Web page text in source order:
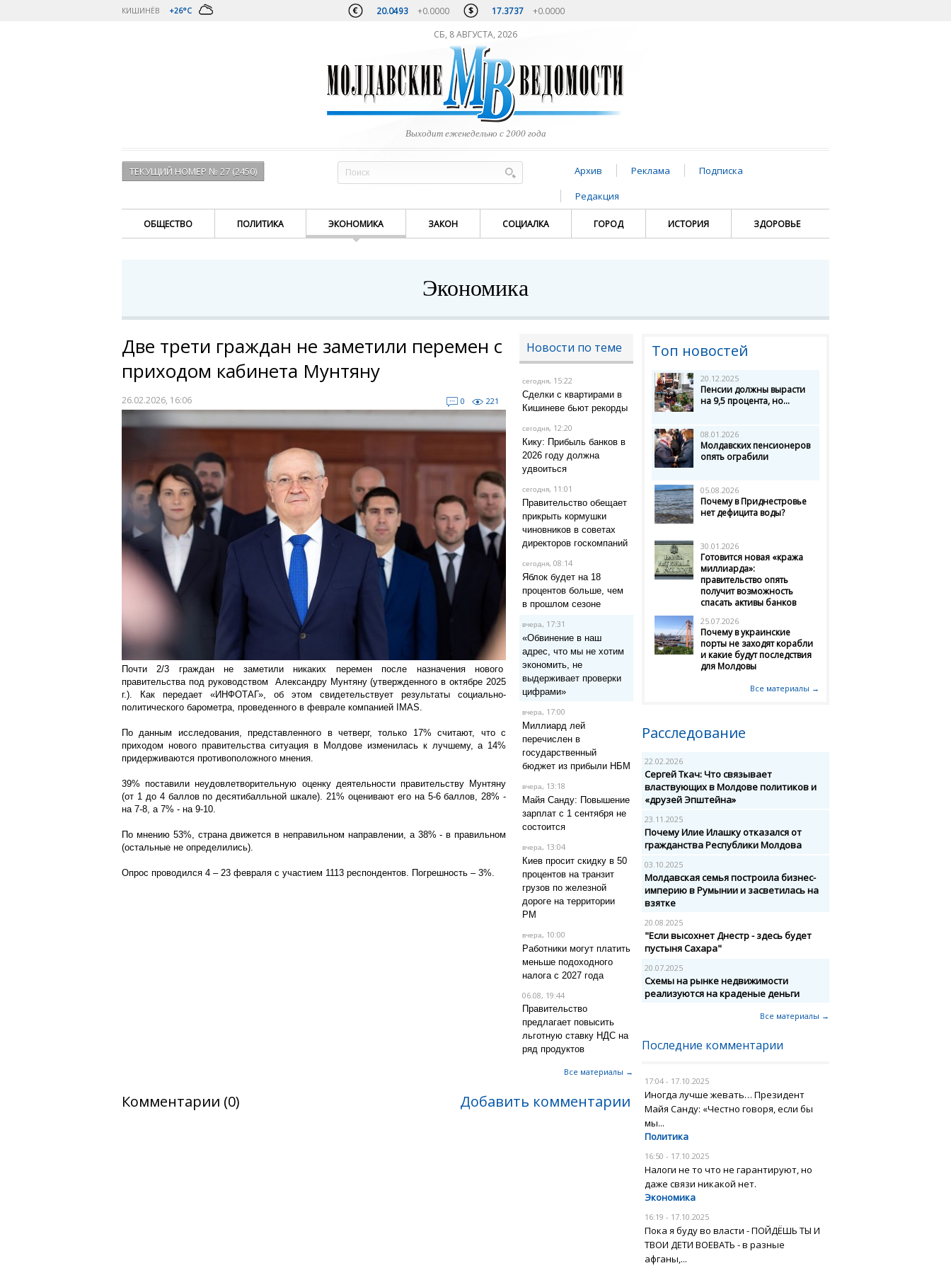
КИШИНЁВ +26°C 20.0493 +0.0000 17.3737 +0.0000
СБ, 8 АВГУСТА, 2026
Выходит еженедельно с 2000 года
ТЕКУЩИЙ НОМЕР № 27 (2450) Архив Реклама
Подписка
Редакция
ОБЩЕСТВО ПОЛИТИКА ЭКОНОМИКА ЗАКОН СОЦИАЛКА ГОРОД ИСТОРИЯ ЗДОРОВЬЕ
Экономика
Две трети граждан не заметили перемен с
приходом кабинета Мунтяну
26.02.2026, 16:06 0 221
Почти 2/3 граждан не заметили никаких перемен после назначения нового
правительства под руководством Александру Мунтяну (утвержденного в октябре 2025
г.). Как передает «ИНФОТАГ», об этом свидетельствует результаты социально-
политического барометра, проведенного в феврале компанией IMAS.
По данным исследования, представленного в четверг, только 17% считают, что с
приходом нового правительства ситуация в Молдове изменилась к лучшему, а 14%
придерживаются противоположного мнения.
39% поставили неудовлетворительную оценку деятельности правительству Мунтяну
(от 1 до 4 баллов по десятибалльной шкале). 21% оценивают его на 5-6 баллов, 28% -
на 7-8, а 7% - на 9-10.
По мнению 53%, страна движется в неправильном направлении, а 38% - в правильном
(остальные не определились).
Опрос проводился 4 – 23 февраля с участием 1113 респондентов. Погрешность – 3%.
Новости по теме
сегодня, 15:22
Сделки с квартирами в
Кишиневе бьют рекорды
сегодня, 12:20
Кику: Прибыль банков в
2026 году должна
удвоиться
сегодня, 11:01
Правительство обещает
прикрыть кормушки
чиновников в советах
директоров госкомпаний
сегодня, 08:14
Яблок будет на 18
процентов больше, чем
в прошлом сезоне
вчера, 17:31
«Обвинение в наш
адрес, что мы не хотим
экономить, не
выдерживает проверки
цифрами»
вчера, 17:00
Миллиард лей
перечислен в
государственный
бюджет из прибыли НБМ
вчера, 13:18
Майя Санду: Повышение
зарплат с 1 сентября не
состоится
вчера, 13:04
Киев просит скидку в 50
процентов на транзит
грузов по железной
дороге на территории
РМ
вчера, 10:00
Работники могут платить
меньше подоходного
налога с 2027 года
06.08, 19:44
Правительство
предлагает повысить
льготную ставку НДС на
ряд продуктов
Все материалы →
Комментарии (0) Добавить комментарии
Топ новостей
20.12.2025
Пенсии должны вырасти
на 9,5 процента, но...
08.01.2026
Молдавских пенсионеров
опять ограбили
05.08.2026
Почему в Приднестровье
нет дефицита воды?
30.01.2026
Готовится новая «кража
миллиарда»:
правительство опять
получит возможность
спасать активы банков
25.07.2026
Почему в украинские
порты не заходят корабли
и какие будут последствия
для Молдовы
Все материалы →
Расследование
22.02.2026
Сергей Ткач: Что связывает
властвующих в Молдове политиков и
«друзей Эпштейна»
23.11.2025
Почему Илие Илашку отказался от
гражданства Республики Молдова
03.10.2025
Молдавская семья построила бизнес-
империю в Румынии и засветилась на
взятке
20.08.2025
"Если высохнет Днестр - здесь будет
пустыня Сахара"
20.07.2025
Схемы на рынке недвижимости
реализуются на краденые деньги
Все материалы →
Последние комментарии
17:04 - 17.10.2025
Иногда лучше жевать… Президент
Майя Санду: «Честно говоря, если бы
мы...
Политика
16:50 - 17.10.2025
Налоги не то что не гарантируют, но
даже связи никакой нет.
Экономика
16:19 - 17.10.2025
Пока я буду во власти - ПОЙДЁШЬ ТЫ И
ТВОИ ДЕТИ ВОЕВАТЬ - в разные
афганы,...